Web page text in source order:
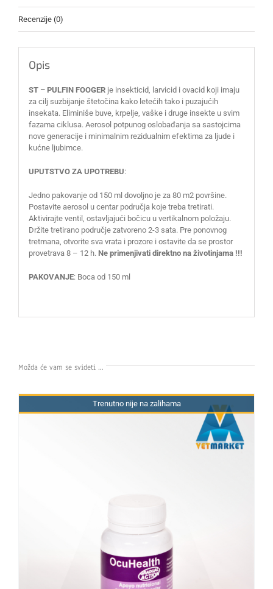
Recenzije (0)
Opis
ST – PULFIN FOOGERje insekticid, larvicid i ovacid koji imaju
za cilj suzbijanje štetočina kako letećih tako i puzajućih
insekata. Eliminiše buve, krpelje, vaške i druge insekte u svim
fazama ciklusa. Aerosol potpunog oslobađanja sa sastojcima
nove generacije i minimalnim rezidualnim efektima za ljude i
kućne ljubimce.
UPUTSTVO ZA UPOTREBU:
Jedno pakovanje od 150 ml dovoljno je za 80 m2 površine.
Postavite aerosol u centar područja koje treba tretirati.
Aktivirajte ventil, ostavljajući bočicu u vertikalnom položaju.
Držite tretirano područje zatvoreno 2-3 sata. Pre ponovnog
tretmana, otvorite sva vrata i prozore i ostavite da se prostor
provetrava 8 – 12 h. Ne primenjivati direktno na životinjama !!!
PAKOVANJE: Boca od 150 ml
Možda će vam se svideti …
Trenutno nije na zalihama